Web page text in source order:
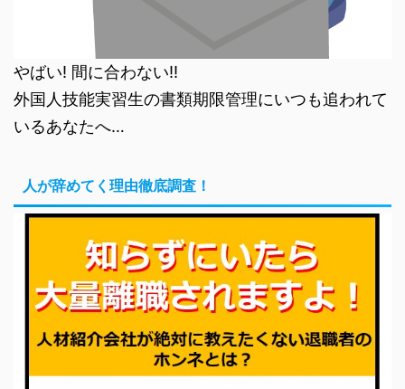
やばい! 間に合わない!!
外国人技能実習生の書類期限管理にいつも追われて
いるあなたへ…
人が辞めてく理由徹底調査！